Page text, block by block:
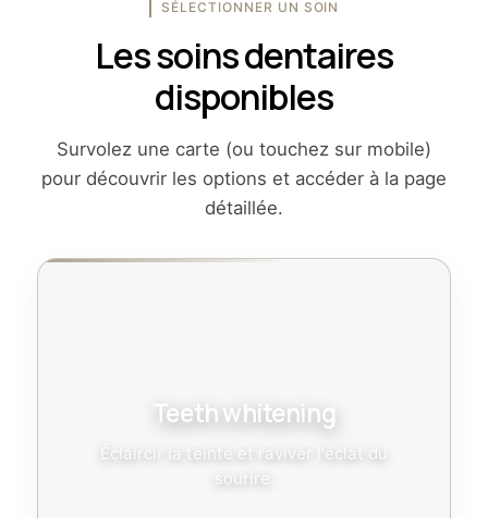
SÉLECTIONNER UN SOIN
Les soins dentaires
disponibles
Survolez une carte (ou touchez sur mobile)
pour découvrir les options et accéder à la page
détaillée.
Teeth whitening
Éclaircir la teinte et raviver l'éclat du
sourire.